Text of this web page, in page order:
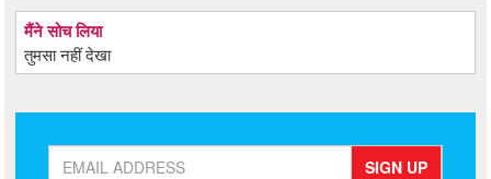
मैंने सोच लिया
तुमसा नहीं देखा
SIGN UP